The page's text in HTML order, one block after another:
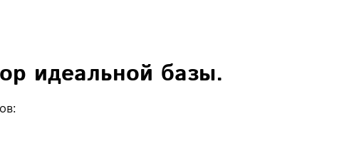
идеальной базы.